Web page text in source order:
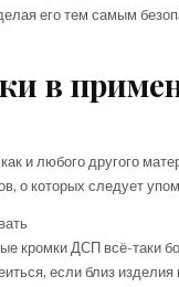
его тем самым
в
и любого другого
о которых следует
кромки ДСП всё-таки
если близ изделия